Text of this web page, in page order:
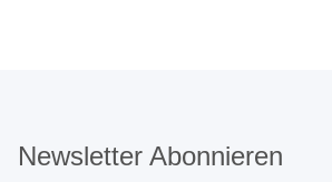
Newsletter Abonnieren